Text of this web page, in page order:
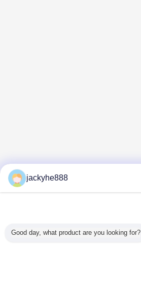
jackyhe888
Good day, what product are you looking for?